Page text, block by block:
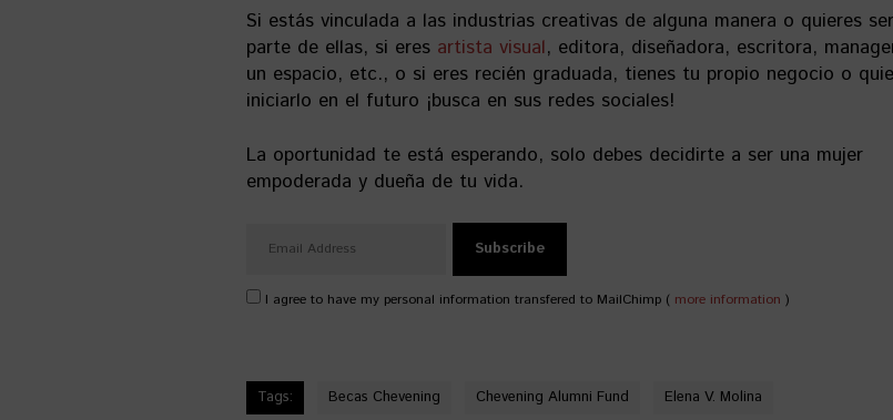
Si estás vinculada a las industrias creativas de alguna manera o quieres ser
parte de ellas, si eres artista visual, editora, diseñadora, escritora,
un espacio, etc., o si eres recién graduada, tienes tu propio negocio o
iniciarlo en el futuro ¡busca en sus redes sociales!
La oportunidad te está esperando, solo debes decidirte a ser una mujer
empoderada y dueña de tu vida.
I agree to have my personal information transfered to MailChimp ( more information )
Tags: Becas Chevening Chevening Alumni Fund Elena V. Molina